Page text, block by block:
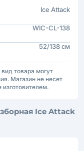
Ice Attack
WIC-CL-138
52/138 см
товара могут
Магазин не несет
изготовителем.
Ice Attack